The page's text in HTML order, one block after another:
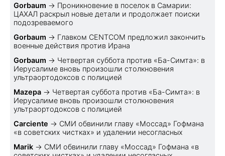
Gorbaum → Проникновение в поселок в Самарии:
ЦАХАЛ раскрыл новые детали и продолжает поиски
подозреваемого
Gorbaum → Главком CENTCOM предложил закончить
военные действия против Ирана
Gorbaum → Четвертая суббота против «Ба-Симта»: в
Иерусалиме вновь произошли столкновения
ультраортодоксов с полицией
Mazepa → Четвертая суббота против «Ба-Симта»: в
Иерусалиме вновь произошли столкновения
ультраортодоксов с полицией
Carciente → СМИ обвинили главу «Моссад» Гофмана
«в советских чистках» и удалении несогласных
Marik → СМИ обвинили главу «Моссад» Гофмана «в